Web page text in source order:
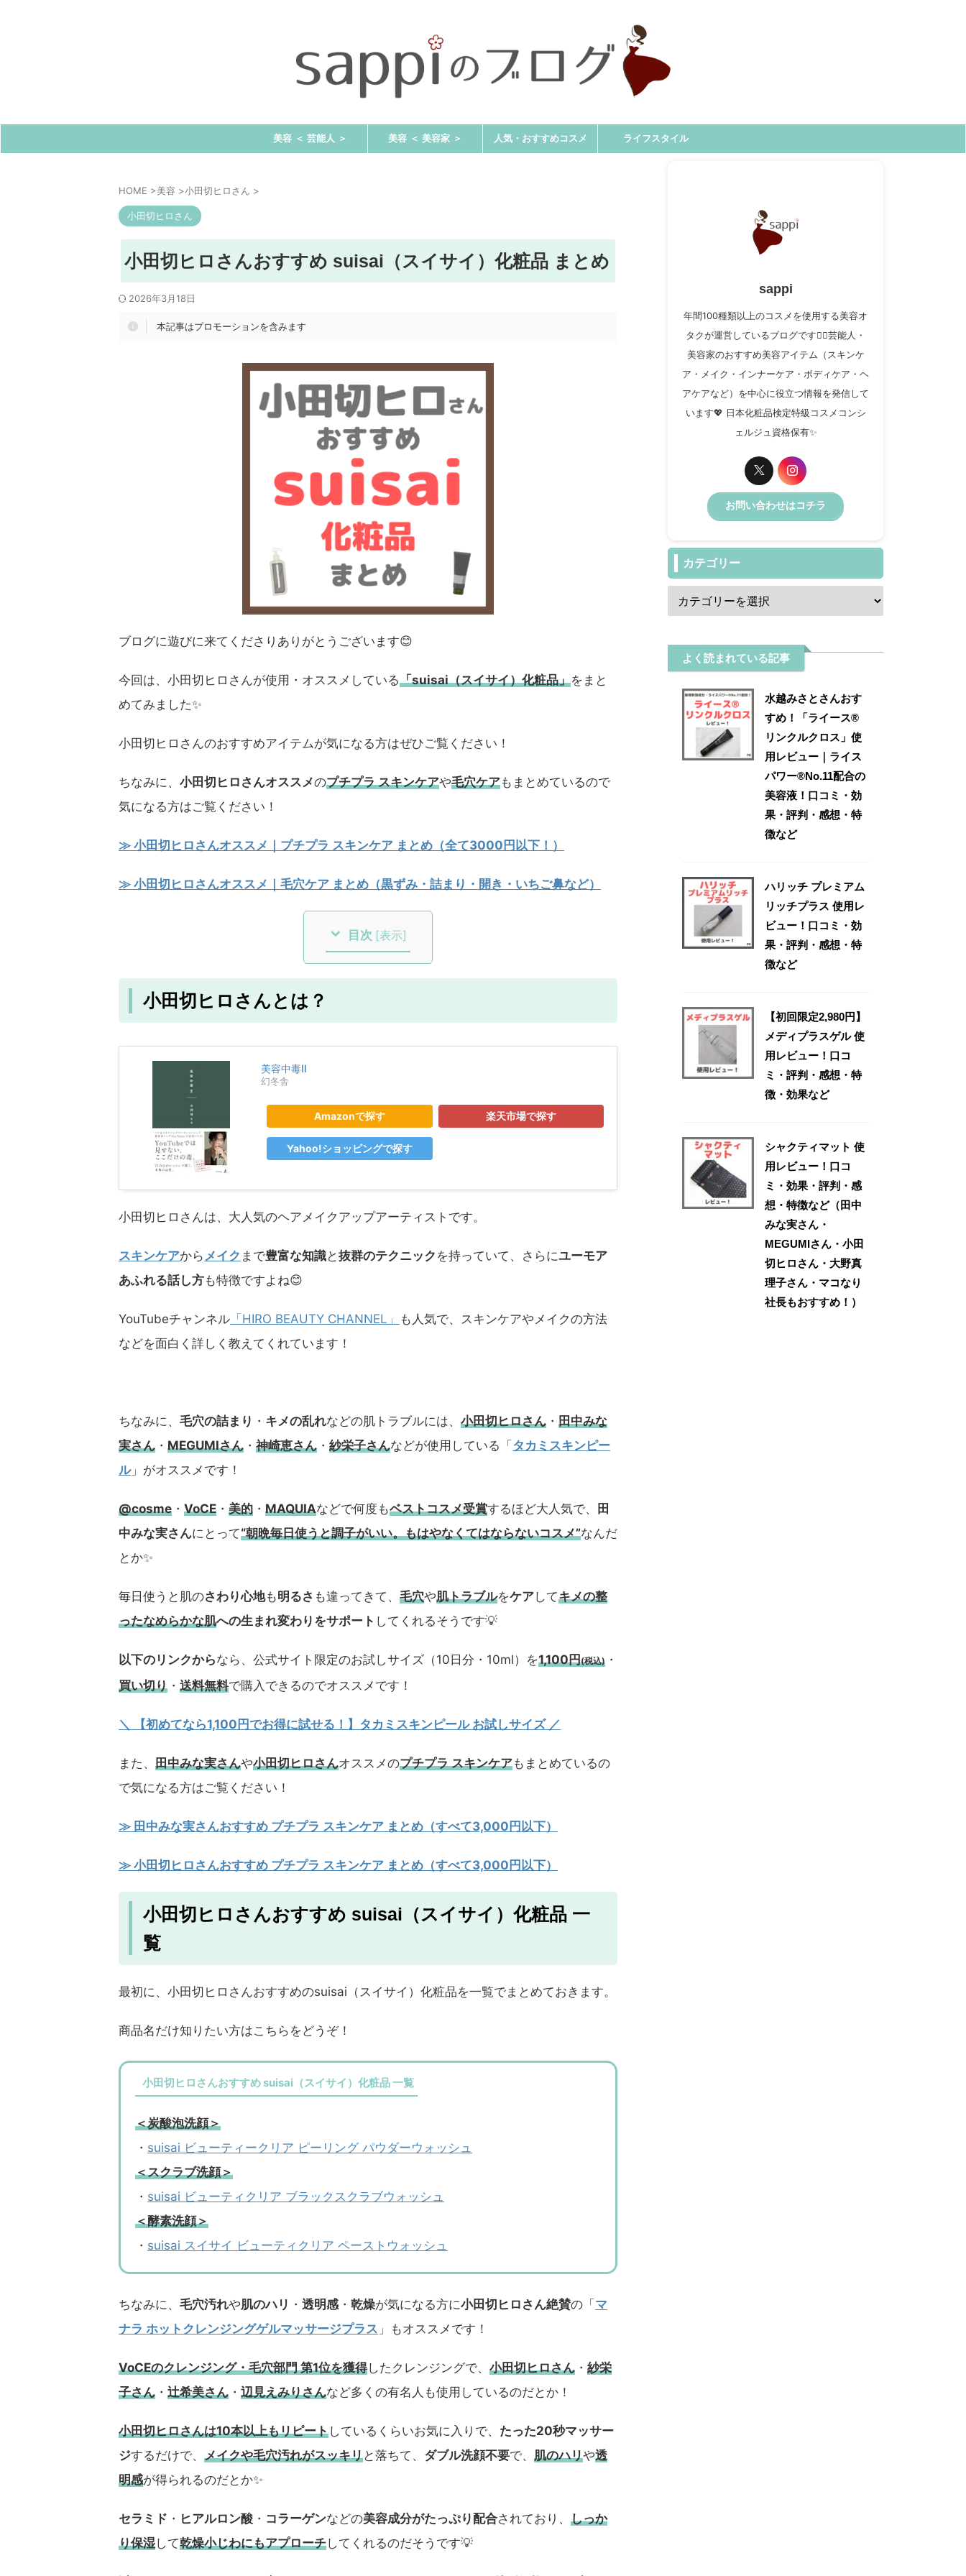
美容 ＜ 芸能人 ＞ 美容 ＜ 美容家 ＞ 人気・おすすめコスメ ライフスタイル
HOME >美容 >小田切ヒロさん >
小田切ヒロさん
小田切ヒロさんおすすめ suisai（スイサイ）化粧品 まとめ
2026年3月18日
本記事はプロモーションを含みます
ブログに遊びに来てくださりありがとうございます😊
今回は、小田切ヒロさんが使用・オススメしている「suisai（スイサイ）化粧品」をまと
めてみました✨
小田切ヒロさんのおすすめアイテムが気になる方はぜひご覧ください！
ちなみに、 小田切ヒロさんオススメのプチプラ スキンケアや毛穴ケアもまとめているので
気になる方はご覧ください！
≫ 小田切ヒロさんオススメ｜プチプラ スキンケア まとめ（全て3000円以下！）
≫ 小田切ヒロさんオススメ｜毛穴ケア まとめ（黒ずみ・詰まり・開き・いちご鼻など）
目次 [表示]
小田切ヒロさんとは？
美容中毒Ⅱ
幻冬舎
Amazonで探す 楽天市場で探す
Yahoo!ショッピングで探す
小田切ヒロさんは、大人気のヘアメイクアップアーティストです。
スキンケアから メイク まで豊富な知識と抜群のテクニック を持っていて、さらにユーモア
あふれる話し方も特徴ですよね😊
YouTubeチャンネル 「HIRO BEAUTY CHANNEL」
も人気で、スキンケアやメイクの方法
などを面白く詳しく教えてくれています！
ちなみに、 毛穴の詰まり ・ キメの乱れなどの肌トラブルには、 小田切ヒロさん ・ 田中みな
実さん ・ MEGUMIさん ・ 神崎恵さん ・ 紗栄子さんなどが使用している「タカミスキンピー
ル」がオススメです！
@cosme ・ VoCE ・ 美的 ・ MAQUIAなどで何度もベストコスメ受賞するほど大人気で、
田
中みな実さんにとって“朝晩毎日使うと調子がいい。もはやなくてはならないコスメ”なんだ
とか✨
毎日使うと肌のさわり心地も明るさ も違ってきて、 毛穴や肌トラブルをケアしてキメの整
ったなめらかな肌への生まれ変わりをサポート してくれるそうです💡
以下のリンクからなら、公式サイト限定のお試しサイズ（10日分・10ml）を1,100円(税込) ・
買い切り ・ 送料無料で購入できるのでオススメです！
＼ 【初めてなら1,100円でお得に試せる！】タカミスキンピール お試しサイズ／
また、 田中みな実さんや小田切ヒロさんオススメのプチプラ スキンケアもまとめているの
で気になる方はご覧ください！
≫ 田中みな実さんおすすめ プチプラ スキンケア まとめ（すべて3,000円以下）
≫ 小田切ヒロさんおすすめ プチプラ スキンケア まとめ（すべて3,000円以下）
小田切ヒロさんおすすめ suisai（スイサイ）化粧品 一
覧
最初に、小田切ヒロさんおすすめのsuisai（スイサイ）化粧品を一覧でまとめておきます。
商品名だけ知りたい方はこちらをどうぞ！
小田切ヒロさんおすすめ suisai（スイサイ）化粧品 一覧
＜炭酸泡洗顔＞
・ suisai ビューティークリア ピーリング パウダーウォッシュ
＜スクラブ洗顔＞
・ suisai ビューティクリア ブラックスクラブウォッシュ
＜酵素洗顔＞
・ suisai スイサイ ビューティクリア ペーストウォッシュ
ちなみに、 毛穴汚れや肌のハリ ・ 透明感 ・ 乾燥が気になる方に小田切ヒロさん絶賛の「マ
ナラ ホットクレンジングゲルマッサージプラス 」もオススメです！
VoCEのクレンジング・毛穴部門 第1位を獲得したクレンジングで、 小田切ヒロさん ・ 紗栄
子さん ・ 辻希美さん ・ 辺見えみりさんなど多くの有名人も使用しているのだとか！
小田切ヒロさんは10本以上もリピートしているくらいお気に入りで、 たった20秒マッサー
ジするだけで、 メイクや毛穴汚れがスッキリと落ちて、 ダブル洗顔不要で、 肌のハリや透
明感が得られるのだとか✨
セラミド ・ ヒアルロン酸 ・ コラーゲンなどの美容成分がたっぷり配合されており、 しっか
り保湿して乾燥小じわにもアプローチしてくれるのだそうです💡
sappi
年間100種類以上のコスメを使用する美容オ
タクが運営しているブログです✍🏻芸能人・
美容家のおすすめ美容アイテム（スキンケ
ア・メイク・インナーケア・ボディケア・ヘ
アケアなど）を中心に役立つ情報を発信して
います💖 日本化粧品検定特級コスメコンシ
ェルジュ資格保有✨️
お問い合わせはコチラ
カテゴリー
よく読まれている記事
水越みさとさんおす
すめ！「ライース®
リンクルクロス」使
用レビュー｜ライス
パワー®No.11配合の
美容液！口コミ・効
果・評判・感想・特
徴など
ハリッチ プレミアム
リッチプラス 使用レ
ビュー！口コミ・効
果・評判・感想・特
徴など
【初回限定2,980円】
メディプラスゲル 使
用レビュー！口コ
ミ・評判・感想・特
徴・効果など
シャクティマット 使
用レビュー！口コ
ミ・効果・評判・感
想・特徴など（田中
みな実さん・
MEGUMIさん・小田
切ヒロさん・大野真
理子さん・マコなり
社長もおすすめ！）